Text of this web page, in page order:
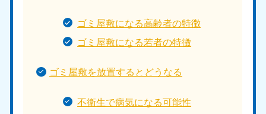
ゴミ屋敷になる高齢者の特徴
ゴミ屋敷になる若者の特徴
ゴミ屋敷を放置するとどうなる
不衛生で病気になる可能性